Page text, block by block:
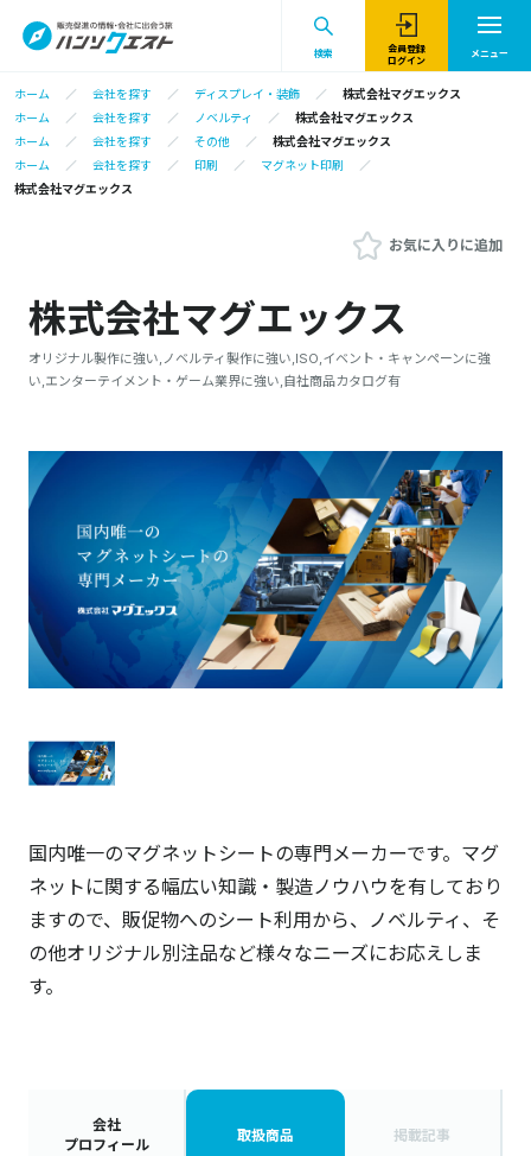
検索
会員登録
ログイン
メニュー
ホーム 会社を探す ディスプレイ・装飾
株式会社マグエックス
ホーム
会社を探す ノベルティ
株式会社マグエックス
ホーム
会社を探す その他
株式会社マグエックス
ホーム
会社を探す 印刷
マグネット印刷
株式会社マグエックス
お気に入りに追加
株式会社マグエックス
オリジナル製作に強い,ノベルティ製作に強い,ISO,イベント・キャンペーンに強
い,エンターテイメント・ゲーム業界に強い,自社商品カタログ有
国内唯一のマグネットシートの専門メーカーです。マグ
ネットに関する幅広い知識・製造ノウハウを有しており
ますので、販促物へのシート利用から、ノベルティ、そ
の他オリジナル別注品など様々なニーズにお応えしま
す
会社
プロフィール
取扱商品 掲載記事